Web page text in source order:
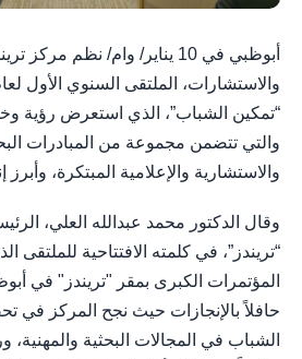
أبوظبي في 10 يناير/ وام/ نظم
والتي تتضمن مجموعة من المبادرات
والاستشارية والإعلامية المبتكرة،
وقال الدكتور محمد عبدالله العلي،
“تريندز”، في كلمته الافتتاحية
حافلاً بالإنجازات حيث نجح المركز في
الشباب في المجالات البحثية والمهنية،